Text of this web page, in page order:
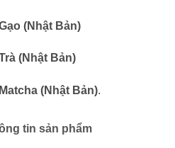
(Nhật Bản)
(Nhật Bản)
Matcha (Nhật Bản).
tin sản phẩm